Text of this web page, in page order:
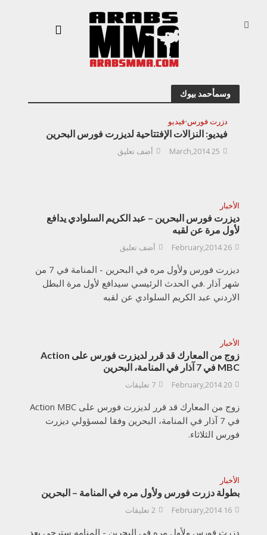
وسمأحمد بيوك
دزرت فورس•فيديو
فيديو: النزالات الإفتتاحية لديزرت فورس البحرين
25 March,2014 أضف تعليق
الأخبار
ديزرت فورس البحرين – عبد الكريم السلوادي يدافع
لأول مرة عن لقبه
26 February,2014 أضف تعليق
ديزرت فورس ولأول مره في البحرين - المنامة في 7 من
شهر آذار .في الحدث الرئيسي سيدافع لأول مرة البطل
الاردني عبد الكريم السلوادي عن لقبه
الأخبار
زوج من المعارك قد قرر لديزرت فورس على Action
MBC في 7 آذار في المنامة، البحرين
20 February,2014 7 تعليقات
زوج من المعارك قد قرر لديزرت فورس على Action MBC
في 7 آذار في المنامة، البحرين وفقا لمسؤولي ديزرت
فورس الثلاثاء.
الأخبار
بطولة دزرت فورس ولأول مره في المنامة – البحرين
16 February,2014 2 تعليقات
دزرت فورس ولأول مره في البحرين - المنامه سترجي بعد